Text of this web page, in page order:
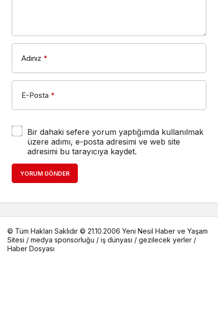
Adınız *
E-Posta *
Bir dahaki sefere yorum yaptığımda kullanılmak
üzere adımı, e-posta adresimi ve web site
adresimi bu tarayıcıya kaydet.
YORUM GÖNDER
© Tüm Hakları Saklıdır © 21.10.2006 Yeni Nesil Haber ve Yaşam
Sitesi / medya sponsorluğu / iş dünyası / gezilecek yerler /
Haber Dosyası